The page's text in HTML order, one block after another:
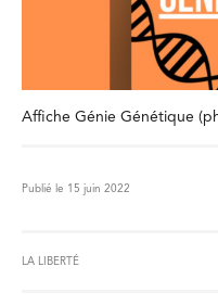
Affiche Génie Génétique
Publié le 15 juin 2022
LA LIBERTÉ